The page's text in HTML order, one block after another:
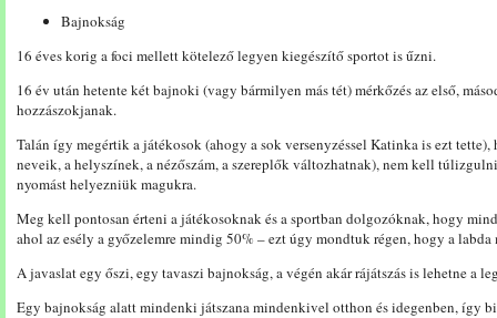
Bajnokság
16 éves korig a foci mellett kötelező legyen kiegészítő sportot is űzni.
16 év után hetente két bajnoki (vagy bármilyen más tét) mérkőzés az első,
hozzászokjanak.
Talán így megértik a játékosok (ahogy a sok versenyzéssel Katinka is ezt
neveik, a helyszínek, a nézőszám, a szereplők változhatnak), nem kell
nyomást helyezniük magukra.
Meg kell pontosan érteni a játékosoknak és a sportban dolgozóknak, hogy
ahol az esély a győzelemre mindig 50% – ezt úgy mondtuk régen, hogy a
A javaslat egy őszi, egy tavaszi bajnokság, a végén akár rájátszás is lehetne a
Egy bajnokság alatt mindenki játszana mindenkivel otthon és idegenben, így